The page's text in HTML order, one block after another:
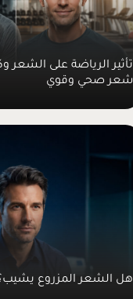
تأثير الرياضة على
شعر صحي وقوي
هل الشعر المزروع